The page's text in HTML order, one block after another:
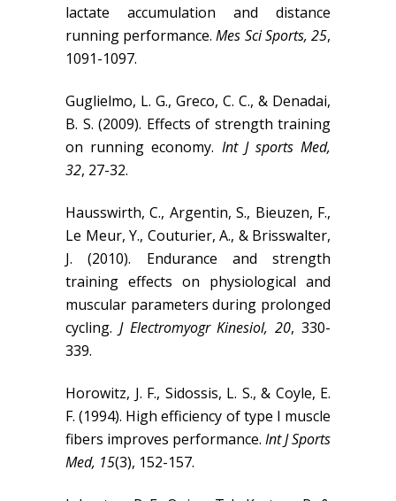
lactate accumulation and distance
running performance.Mes Sci Sports, 25,
1091-1097.
Guglielmo, L. G., Greco, C. C., & Denadai,
B. S. (2009). Effects of strength training
on running economy. Int J sports Med,
32, 27-32.
Hausswirth, C., Argentin, S., Bieuzen, F.,
Le Meur, Y., Couturier, A., & Brisswalter,
J. (2010). Endurance and strength
training effects on physiological and
muscular parameters during prolonged
cycling. J Electromyogr Kinesiol, 20, 330-
339.
Horowitz, J. F., Sidossis, L. S., & Coyle, E.
F. (1994). High efficiency of type I muscle
fibers improves performance. Int J Sports
Med, 15(3), 152-157.